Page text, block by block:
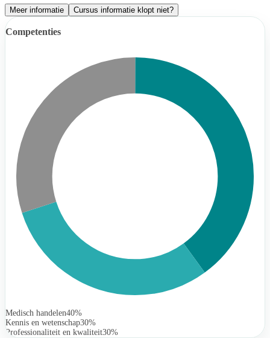
Meer informatie Cursus informatie klopt niet?
Competenties
Medisch handelen40%
Kennis en wetenschap30%
Professionaliteit en kwaliteit30%